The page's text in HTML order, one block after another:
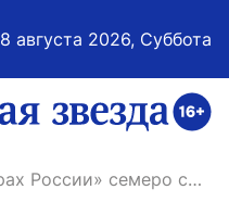
8 августа 2026, Суббота
на главную
семеро смелых из Хабаровского края